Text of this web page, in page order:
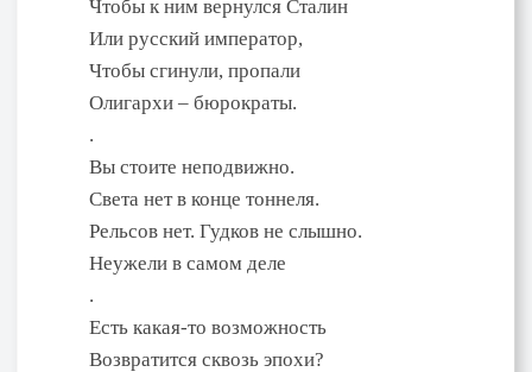
Чтобы к ним вернулся Сталин
Или русский император,
Чтобы сгинули, пропали
Олигархи – бюрократы.
.
Вы стоите неподвижно.
Света нет в конце тоннеля.
Рельсов нет. Гудков не слышно.
Неужели в самом деле
.
Есть какая-то возможность
Возвратится сквозь эпохи?